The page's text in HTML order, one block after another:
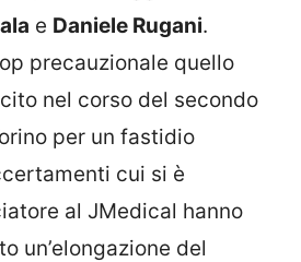
e Daniele Rugani.
precauzionale quello
nel corso del secondo
per un fastidio
cui si è
al JMedical hanno
un’elongazione del